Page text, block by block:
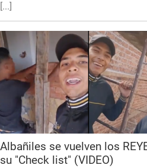
[...]
Albañiles se vuelven los
su "Check list" (VIDEO)